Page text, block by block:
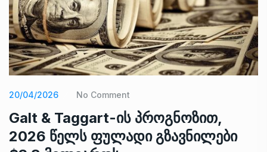
20/04/2026 No Comment
Galt & Taggart-ის პროგნოზით,
2026 წელს ფულადი გზავნილები